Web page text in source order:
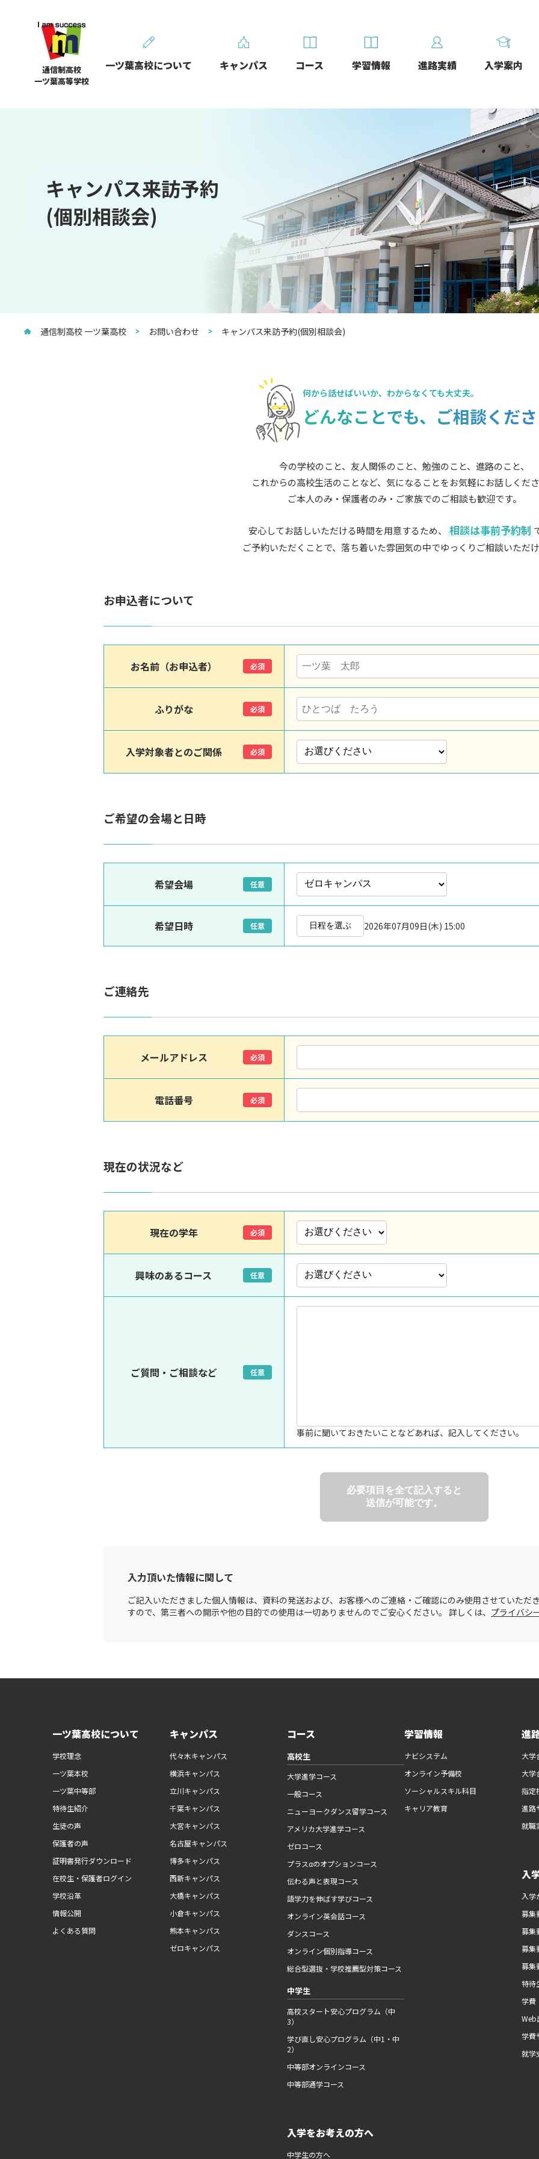
通信制高校
一ツ葉高等学校
一ツ葉高校について キャンパス コース 学習情報 進路実績 入学案内
キャンパス来訪予約
(個別相談会)
通信制高校 一ツ葉高校 お問い合わせ キャンパス来訪予約(個別相談会)
何から話せばいいか、 わからなくても大丈夫。
どんなことでも、 ご相談くだ
今の学校のこと、友人関係のこと、勉強のこと、進路のこと、
これからの高校生活のことなど、気になることをお気軽にお話しくだ
ご本人のみ・保護者のみ・ご家族でのご相談も歓迎です。
安心してお話しいただける時間を用意するため、 相談は事前予約制
ご予約いただくことで、落ち着いた雰囲気の中でゆっくりご相談いただ
お申込者について
お名前（お申込者） 必須
ふりがな 必須
入学対象者とのご関係 必須
ご希望の会場と日時
希望会場 任意
希望日時 任意 日程を選ぶ 2026年07月09日(木) 15:00
ご連絡先
メールアドレス 必須
電話番号 必須
現在の状況など
現在の学年 必須
興味のあるコース 任意
ご質問・ご相談など 任意
事前に聞いておきたいことなどあれば、記入してください。
必要項目を全て記入すると
送信が可能です。
入力頂いた情報に関して
ご記入いただきました個人情報は、資料の発送および、お客様へのご連絡・ご確認にのみ使用させていただ
すので、第三者への開示や他の目的での使用は一切ありませんのでご安心ください。 詳しくは、 プライバシ
一ツ葉高校について
学校理念
一ツ葉本校
一ツ葉中等部
特待生紹介
生徒の声
保護者の声
証明書発行ダウンロード
在校生・保護者ログイン
学校沿革
情報公開
よくある質問
キャンパス
代々木キャンパス
横浜キャンパス
立川キャンパス
千葉キャンパス
大宮キャンパス
名古屋キャンパス
博多キャンパス
西新キャンパス
大橋キャンパス
小倉キャンパス
熊本キャンパス
ゼロキャンパス
コース
高校生
大学進学コース
一般コース
ニューヨークダンス留学コース
アメリカ大学進学コース
ゼロコース
プラスαのオプションコース
伝わる声と表現コース
語学力を伸ばす学びコース
オンライン英会話コース
ダンスコース
オンライン個別指導コース
総合型選抜・学校推薦型対策コース
中学生
高校スタート安心プログラム（中
3）
学び直し安心プログラム（中1・中
2）
中等部オンラインコース
中等部通学コース
入学をお考えの方へ
中学生の方へ
学習情報
ナビシステム
オンライン予備校
ソーシャルスキル科目
キャリア教育
進
大学
大学
指定
進路
就職
入
入学
募集
募集
募集
募集
特待
学費
Web
学費
就学